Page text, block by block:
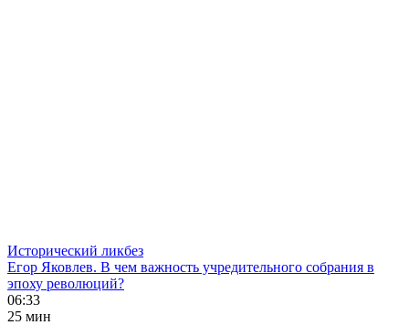
Исторический ликбез
Егор Яковлев. В чем важность учредительного собрания в
эпоху революций?
06:33
25 мин